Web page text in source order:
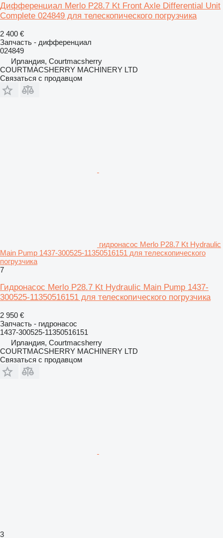
Дифференциал Merlo P28.7 Kt Front Axle Differential Unit
Complete 024849 для телескопического погрузчика
2 400 €
Запчасть - дифференциал
024849
Ирландия, Courtmacsherry
COURTMACSHERRY MACHINERY LTD
Связаться с продавцом
гидронасос Merlo P28.7 Kt Hydraulic
Main Pump 1437-300525-11350516151 для телескопического
погрузчика
7
Гидронасос Merlo P28.7 Kt Hydraulic Main Pump 1437-
300525-11350516151 для телескопического погрузчика
2 950 €
Запчасть - гидронасос
1437-300525-11350516151
Ирландия, Courtmacsherry
COURTMACSHERRY MACHINERY LTD
Связаться с продавцом
3